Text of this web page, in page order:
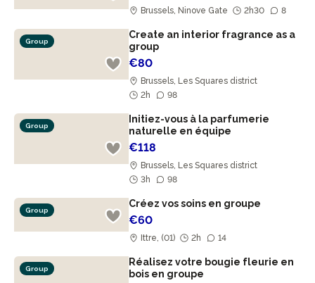
Brussels, Ninove Gate 2h30 8
Group
Create an interior fragrance as a
group
€80
Brussels, Les Squares district
2h
98
Group
Initiez-vous à la parfumerie
naturelle en équipe
€118
Brussels, Les Squares district
3h
98
Group
Créez vos soins en groupe
€60
Ittre, (01) 2h 14
Group
Réalisez votre bougie fleurie en
bois en groupe